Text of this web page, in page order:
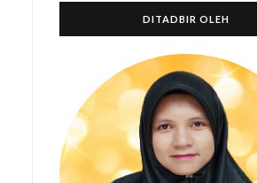
r
DITADBIR OLEH